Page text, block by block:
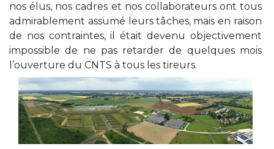
nos élus, nos cadres et nos collaborateurs ont tous
admirablement assumé leurs tâches, mais en raison
de nos contraintes, il était devenu objectivement
impossible de ne pas retarder de quelques mois
l’ouverture du CNTS à tous les tireurs.